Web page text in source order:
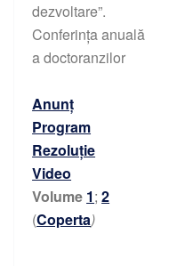
dezvoltare”.
Conferința anuală
a doctoranzilor
Anunț
Program
Rezoluție
Video
Volume 1;2
(Coperta)